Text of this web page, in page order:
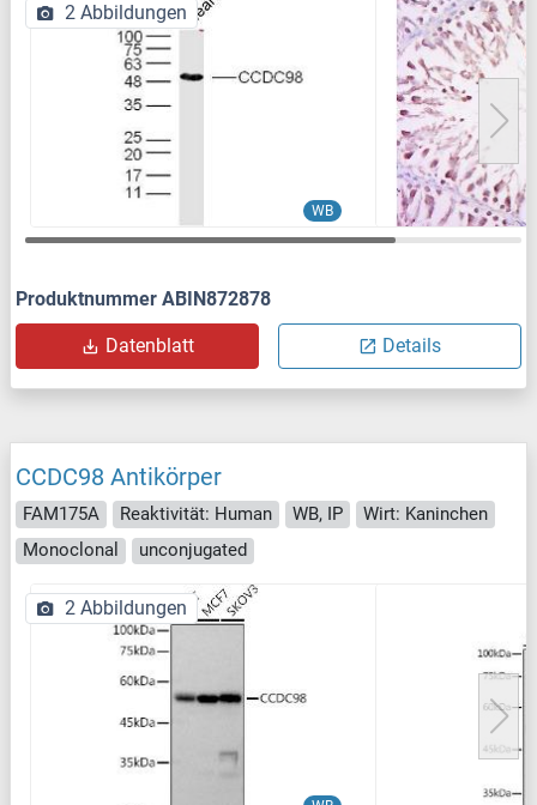
WB
2 Abbildungen
Produktnummer ABIN872878
Datenblatt Details
CCDC98 Antikörper
FAM175A Reaktivität: Human WB, IP
Wirt: Kaninchen
Monoclonal
unconjugated
2 Abbildungen